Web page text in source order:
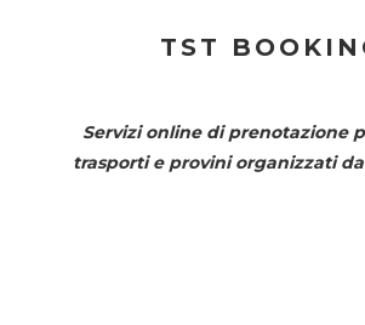
TST
Servizi online di prenotazione
trasporti e provini organizzati